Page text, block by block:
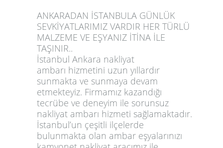
ANKARADAN İSTANBULA GÜNLÜK
SEVKİYATLARIMIZ VARDIR HER TÜRLÜ
MALZEME VE EŞYANIZ İTİNA İLE
TAŞINIR..
İstanbul Ankara nakliyat
ambarı hizmetini uzun yıllardır
sunmakta ve sunmaya devam
etmekteyiz. Firmamız kazandığı
tecrübe ve deneyim ile sorunsuz
nakliyat ambarı hizmeti sağlamaktadır.
İstanbul’un çeşitli ilçelerde
bulunmakta olan ambar eşyalarınızı